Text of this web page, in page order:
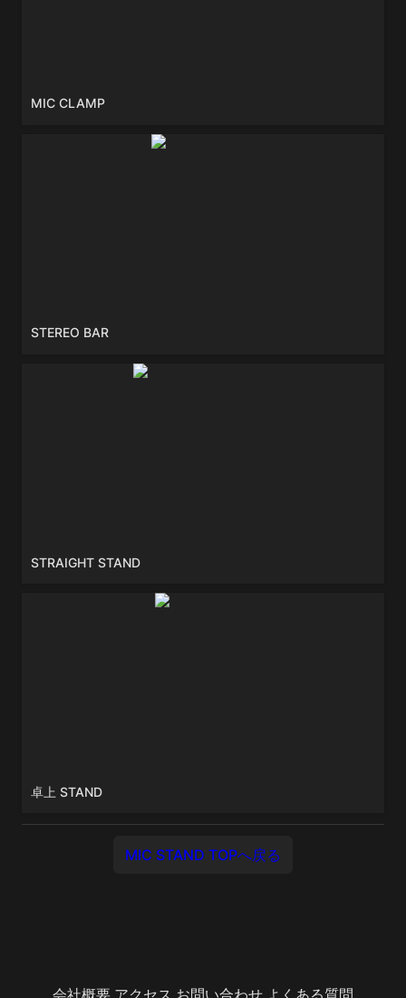
MIC CLAMP
STEREO BAR
STEREO BAR
STRAIGHT STAND
STRAIGHT STAND
卓上 STAND
卓上 STAND
MIC STAND TOPへ戻る